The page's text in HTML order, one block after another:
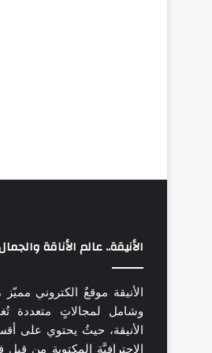
الأنيقة.. عالم الأناقة
الأنيقة موقعٌ الكتروني
وشامل لمجالاتٍ متعددة
الأنيقة، حيثُ يحتوي على
الاحترافيَّة المكتوبة من